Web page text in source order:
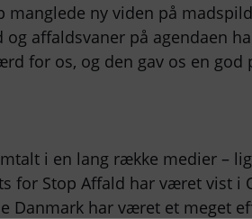
manglede ny viden på
affaldsvaner på agendaen
for os, og den gav os en god
i en lang række medier –
for Stop Affald har været vist i
Danmark har været et meget